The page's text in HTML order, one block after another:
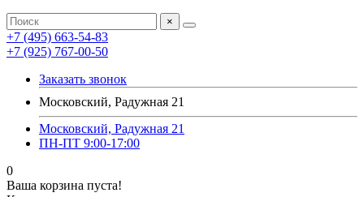
×
+7 (495) 663-54-83
+7 (925) 767-00-50
Заказать звонок
Московский, Радужная 21
Московский, Радужная 21
ПН-ПТ 9:00-17:00
0
Ваша корзина пуста!